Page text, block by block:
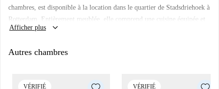
chambres, est disponible à la location dans le quartier de Stadsdriehoek à
Rotterdam. Entièrement meublée, elle comprend une cuisine équipée et
un balcon ou une terrasse. De plus, pour votre tranquillité d'esprit, ce
dans le loyer, ce qui en fait un choix idéal pour ceux qui recherchent à la
L'appartement se trouve dans le quartier animé de Stadsdriehoek à
Afficher plus keyboard_arrow_down
Autres chambres
VÉRIFIÉ VÉRIFIÉ